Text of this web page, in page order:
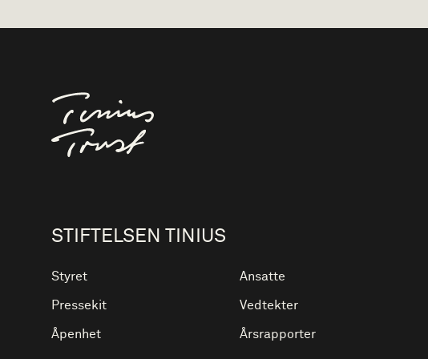
Til forsiden
STIFTELSEN TINIUS
Styret Ansatte
Pressekit Vedtekter
Åpenhet Årsrapporter